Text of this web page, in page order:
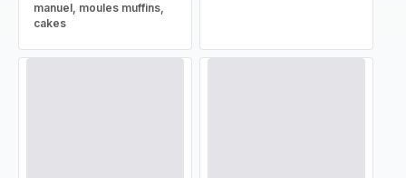
manuel, moules muffins,
cakes